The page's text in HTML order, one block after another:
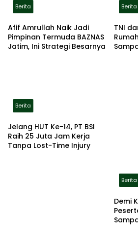
Berita
Afif Amrullah Naik Jadi
Pimpinan Termuda BAZNAS
Jatim, Ini Strategi Besarnya
Berita
TNI
Berita
Jelang HUT Ke-14, PT BSI
Raih 25 Juta Jam Kerja
Tanpa Lost-Time Injury
Berita
Demi